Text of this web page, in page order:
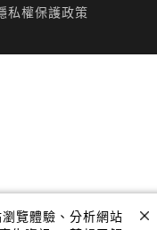
私權保護政策
覽體驗、分析網站